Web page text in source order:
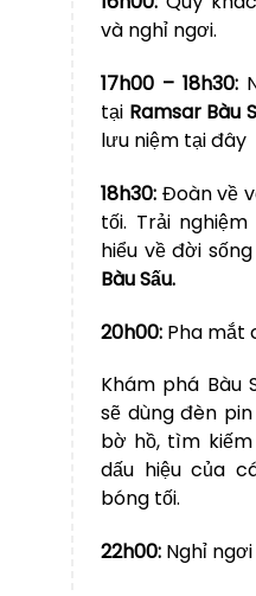
và nghỉ ngơi.
17h00 – 18h30:
tại Ramsar Bàu
lưu niệm tại đây
18h30: Đoàn về
tối. Trải
hiểu về đời
Bàu Sấu.
20h00: Pha mắt
Khám phá Bàu
sẽ dùng đèn
bờ hồ, tìm
dấu hiệu của
bóng tối.
22h00: Nghỉ